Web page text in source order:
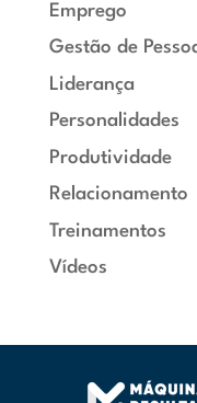
Emprego
Gestão de
Liderança
Personalidades
Produtividade
Relacionamento
Treinamentos
Vídeos